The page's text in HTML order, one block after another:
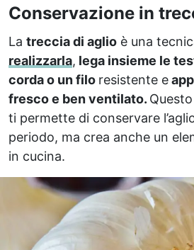
Conservazione in
La treccia di aglio è una
realizzarla, lega insieme le
corda o un filo resistente e
fresco e ben ventilato.
ti permette di conservare
periodo, ma crea anche un
in cucina.